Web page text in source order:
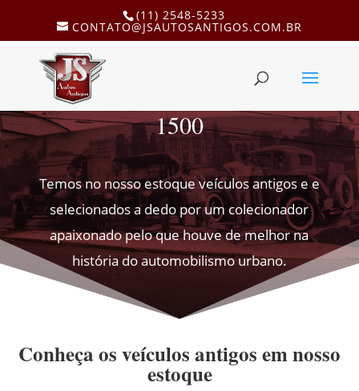
(11) 2548-5233
CONTATO@JSAUTOSANTIGOS.COM.BR
1500
Temos no nosso estoque veículos antigos e e
selecionados a dedo por um colecionador
apaixonado pelo que houve de melhor na
história do automobilismo urbano.
Conheça os veículos antigos em nosso
estoque